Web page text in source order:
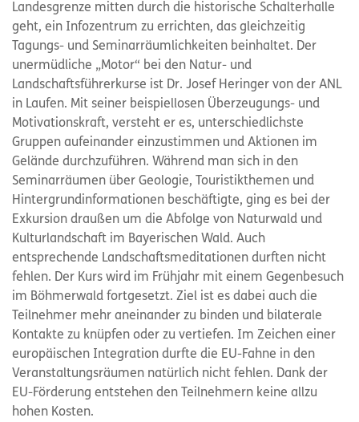
Landesgrenze mitten durch die historische Schalterhalle
geht, ein Infozentrum zu errichten, das gleichzeitig
Tagungs- und Seminarräumlichkeiten beinhaltet. Der
unermüdliche „Motor“ bei den Natur- und
Landschaftsführerkurse ist Dr. Josef Heringer von der ANL
in Laufen. Mit seiner beispiellosen Überzeugungs- und
Motivationskraft, versteht er es, unterschiedlichste
Gruppen aufeinander einzustimmen und Aktionen im
Gelände durchzuführen. Während man sich in den
Seminarräumen über Geologie, Touristikthemen und
Hintergrundinformationen beschäftigte, ging es bei der
Exkursion draußen um die Abfolge von Naturwald und
Kulturlandschaft im Bayerischen Wald. Auch
entsprechende Landschaftsmeditationen durften nicht
fehlen. Der Kurs wird im Frühjahr mit einem Gegenbesuch
im Böhmerwald fortgesetzt. Ziel ist es dabei auch die
Teilnehmer mehr aneinander zu binden und bilaterale
Kontakte zu knüpfen oder zu vertiefen. Im Zeichen einer
europäischen Integration durfte die EU-Fahne in den
Veranstaltungsräumen natürlich nicht fehlen. Dank der
EU-Förderung entstehen den Teilnehmern keine allzu
hohen Kosten.